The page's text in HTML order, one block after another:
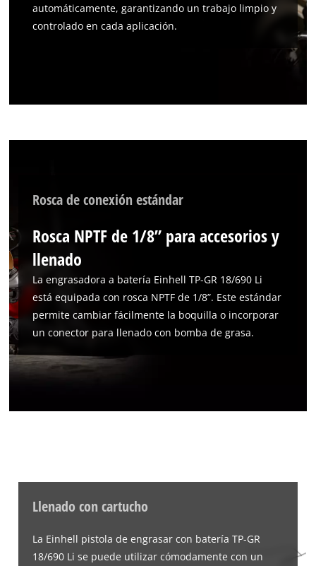
cargar el servicio Google Maps!
visitor. The website owner needs to setup
the site with their CMP to add this content
to the list of technologies used.
Powered byUsercentrics Consent
automáticamente, garantizando un trabajo limpio y
controlado en cada aplicación.
Rosca de conexión estándar
Rosca NPTF de 1/8” para accesorios y
llenado
La engrasadora a batería Einhell TP-GR 18/690 Li
está equipada con rosca NPTF de 1/8”. Este estándar
permite cambiar fácilmente la boquilla o incorporar
un conector para llenado con bomba de grasa.
Llenado con cartucho
La Einhell pistola de engrasar con batería TP-GR
18/690 Li se puede utilizar cómodamente con un